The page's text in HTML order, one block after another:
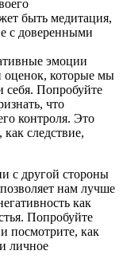
быть медитация,
с доверенными
эмоции
оценок, которые мы
Попробуйте
что
контроля. Это
следствие,
с другой стороны
нам лучше
как
Попробуйте
посмотрите, как
личное